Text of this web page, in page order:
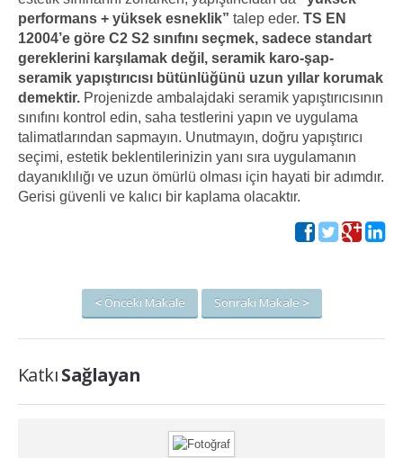
performans + yüksek esneklik” talep eder. TS EN
12004’e göre C2 S2 sınıfını seçmek, sadece standart
gereklerini karşılamak değil, seramik karo-şap-
seramik yapıştırıcısı bütünlüğünü uzun yıllar korumak
demektir. Projenizde ambalajdaki seramik yapıştırıcısının
sınıfını kontrol edin, saha testlerini yapın ve uygulama
talimatlarından sapmayın. Unutmayın, doğru yapıştırıcı
seçimi, estetik beklentilerinizin yanı sıra uygulamanın
dayanıklılığı ve uzun ömürlü olması için hayati bir adımdır.
Gerisi güvenli ve kalıcı bir kaplama olacaktır.
<Önceki Makale Sonraki Makale >
KatkıSağlayan